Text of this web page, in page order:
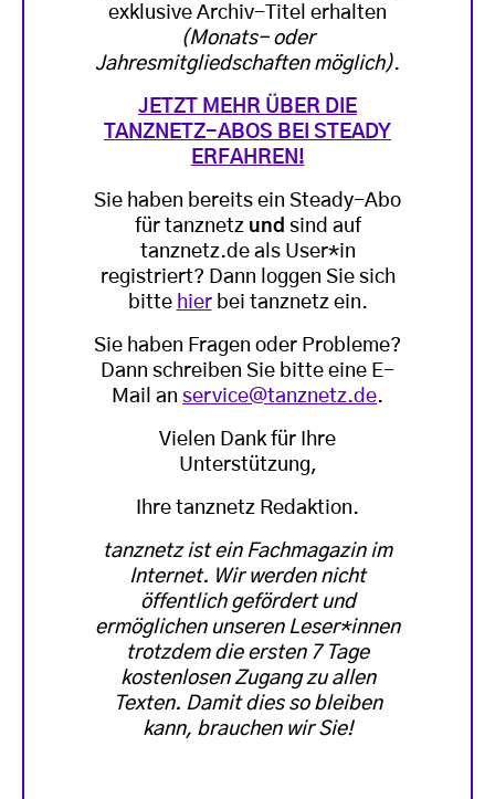
exklusive Archiv-Titel erhalten
(Monats- oder
Jahresmitgliedschaften möglich).
JETZT MEHR ÜBER DIE
TANZNETZ-ABOS BEI STEADY
ERFAHREN!
Sie haben bereits ein Steady-Abo
für tanznetz und sind auf
tanznetz.de als User*in
registriert? Dann loggen Sie sich
bitte hierbei tanznetz ein.
Sie haben Fragen oder Probleme?
Dann schreiben Sie bitte eine E-
Mail an service@tanznetz.de.
Vielen Dank für Ihre
Unterstützung,
Ihre tanznetz Redaktion.
tanznetz ist ein Fachmagazin im
Internet. Wir werden nicht
öffentlich gefördert und
ermöglichen unseren Leser*innen
trotzdem die ersten 7 Tage
kostenlosen Zugang zu allen
Texten. Damit dies so bleiben
kann, brauchen wir Sie!